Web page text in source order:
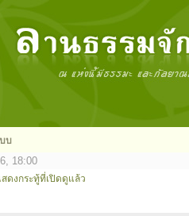
บ
18:00
สดงกระทู้ที่เปิดดูแล้ว